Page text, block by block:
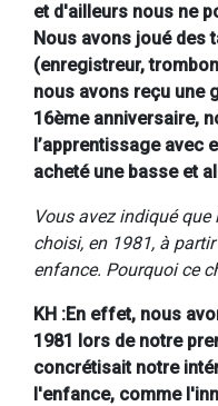
et d'ailleurs nous ne
Nous avons joué des
(enregistreur,
nous avons reçu une
16ème anniversaire,
l’apprentissage avec
acheté une basse et
Vous avez indiqué
choisi, en 1981, à
enfance. Pourquoi ce
KH :En effet, nous
1981 lors de notre
concrétisait notre
l'enfance, comme